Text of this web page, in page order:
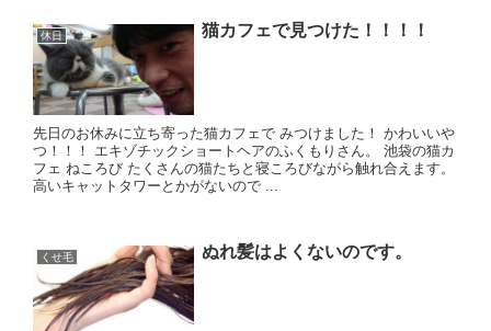
休日 猫カフェで見つけた！！！！
先日のお休みに立ち寄った猫カフェで みつけました！ かわいいや
つ！！！ エキゾチックショートヘアのふくもりさん。 池袋の猫カ
フェ ねころび たくさんの猫たちと寝ころびながら触れ合えます。
高いキャットタワーとかがないので ...
くせ毛 ぬれ髪はよくないのです。